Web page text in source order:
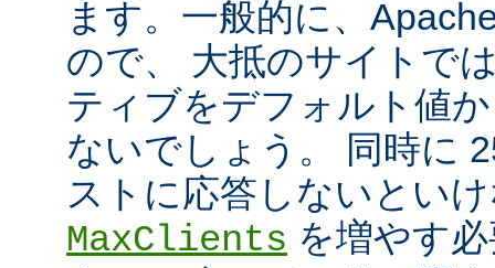
ます。一般的に、
ので、 大抵のサイトで
ティブをデフォルト値
ないでしょう。 同時に
ストに応答しないとい
MaxClients を増やす